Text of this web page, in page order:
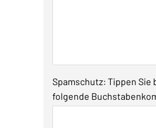
Spamschutz: Tippen Sie
folgende